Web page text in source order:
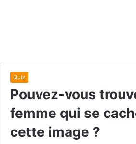
Quiz
Pouvez-vous
femme qui se
cette image ?